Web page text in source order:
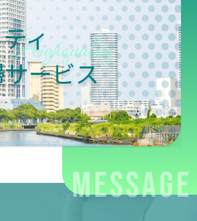
ィ
ービス
Highquality
MESSAGE